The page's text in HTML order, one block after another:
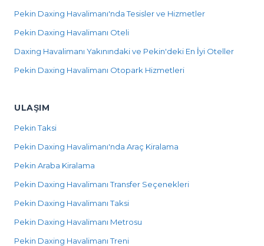
Pekin Daxing Havalimanı'nda Tesisler ve Hizmetler
Pekin Daxing Havalimanı Oteli
Daxing Havalimanı Yakınındaki ve Pekin'deki En İyi Oteller
Pekin Daxing Havalimanı Otopark Hizmetleri
ULAŞIM
Pekin Taksi
Pekin Daxing Havalimanı'nda Araç Kiralama
Pekin Araba Kiralama
Pekin Daxing Havalimanı Transfer Seçenekleri
Pekin Daxing Havalimanı Taksi
Pekin Daxing Havalimanı Metrosu
Pekin Daxing Havalimanı Treni